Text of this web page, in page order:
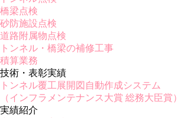
橋梁点検
砂防施設点検
道路附属物点検
トンネル・橋梁の補修工事
積算業務
技術・表彰実績
トンネル覆工展開図自動作成システム
（インフラメンテナンス大賞 総務大臣賞）
実績紹介